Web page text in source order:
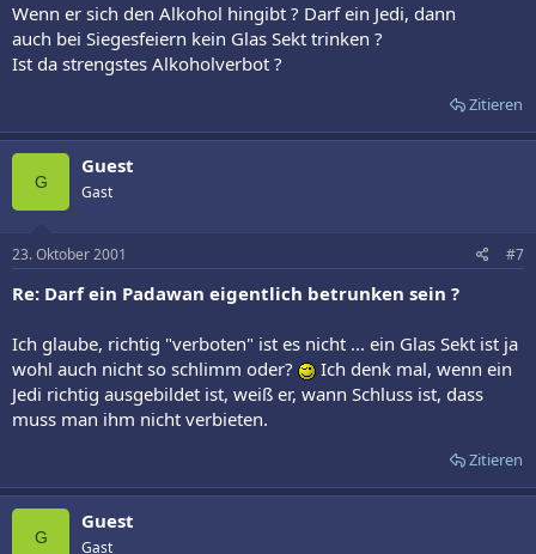
Wenn er sich den Alkohol hingibt ? Darf ein Jedi, dann
auch bei Siegesfeiern kein Glas Sekt trinken ?
Ist da strengstes Alkoholverbot ?
Zitieren
G
Guest
Gast
23. Oktober 2001 #7
Re: Darf ein Padawan eigentlich betrunken sein ?
Ich glaube, richtig "verboten" ist es nicht ... ein Glas Sekt ist ja
wohl auch nicht so schlimm oder?
Ich denk mal, wenn ein
Jedi richtig ausgebildet ist, weiß er, wann Schluss ist, dass
muss man ihm nicht verbieten.
Zitieren
G
Guest
Gast